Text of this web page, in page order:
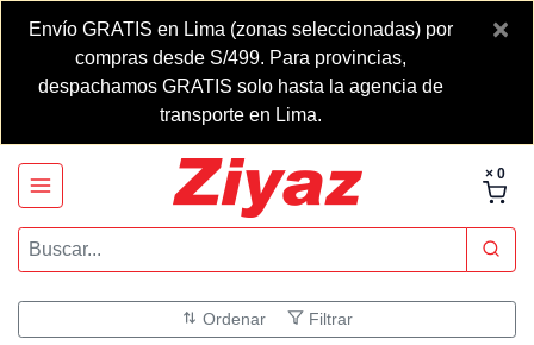
Envío GRATIS en Lima (zonas seleccionadas) por
compras desde S/499. Para provincias,
despachamos GRATIS solo hasta la agencia de
transporte en Lima.
×
× 0
Ordenar Filtrar